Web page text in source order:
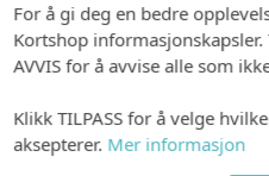
For å gi deg en bedre
Kortshop
AVVIS for å avvise alle som
Klikk TILPASS for å velge
aksepterer. Mer informasjon